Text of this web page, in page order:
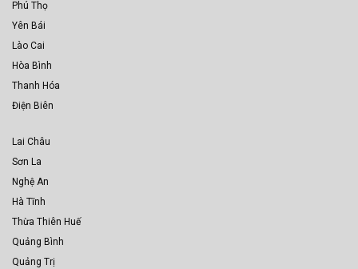
Phú Thọ
Yên Bái
Lào Cai
Hòa Bình
Thanh Hóa
Điện Biên
Lai Châu
Sơn La
Nghệ An
Hà Tĩnh
Thừa Thiên Huế
Quảng Bình
Quảng Trị